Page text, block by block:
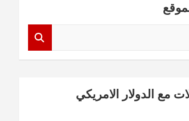
مع الدولار الامريكي